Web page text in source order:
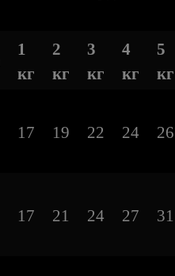
1
кг
2
кг
3
кг
4
кг
5
кг
17 19 22 24 26
17 21 24 27 31